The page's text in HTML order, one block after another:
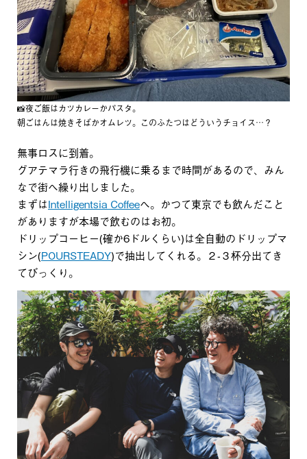
📸夜ご飯はカツカレーかパスタ。
朝ごはんは焼きそばかオムレツ。このふたつはどういうチョイス…？
無事ロスに到着。
グアテマラ行きの飛行機に乗るまで時間があるので、みん
なで街へ繰り出しました。
まずはIntelligentsia Coffeeへ。かつて東京でも飲んだこと
がありますが本場で飲むのはお初。
ドリップコーヒー(確か6ドルくらい)は全自動のドリップマ
シン(POURSTEADY)で抽出してくれる。２-３杯分出てき
てびっくり。